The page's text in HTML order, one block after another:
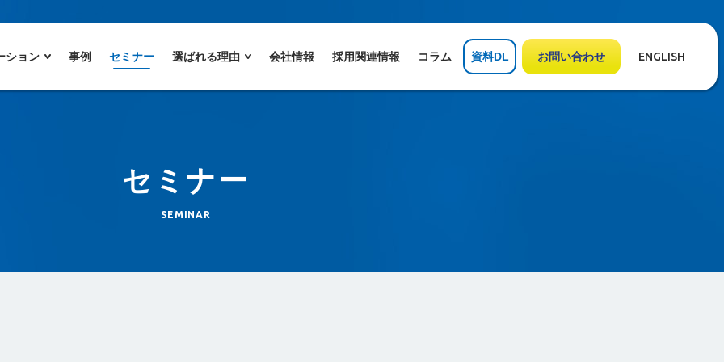
ション 事例 セミナー 選ばれる理由 会社情報 採用関連情報 コラム 資料DL お問い合わせ ENGLISH
セミナー
セミナー
SEMINAR